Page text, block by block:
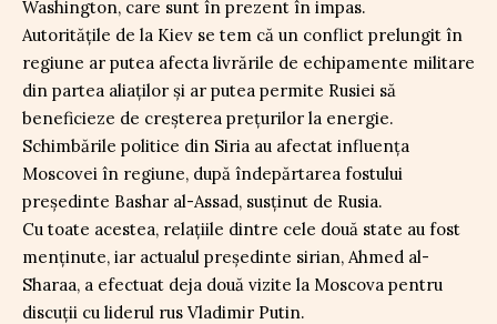
Washington, care sunt în prezent în impas.
Autoritățile de la Kiev se tem că un conflict prelungit în
regiune ar putea afecta livrările de echipamente militare
din partea aliaților și ar putea permite Rusiei să
beneficieze de creșterea prețurilor la energie.
Schimbările politice din Siria au afectat influența
Moscovei în regiune, după îndepărtarea fostului
președinte Bashar al-Assad, susținut de Rusia.
Cu toate acestea, relațiile dintre cele două state au fost
menținute, iar actualul președinte sirian, Ahmed al-
Sharaa, a efectuat deja două vizite la Moscova pentru
discuții cu liderul rus Vladimir Putin.